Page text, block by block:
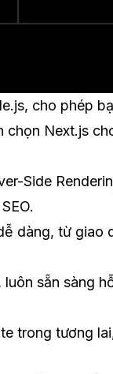
cho phép
Next.js
Side
dàng, từ giao
sẵn sàng
trong tương